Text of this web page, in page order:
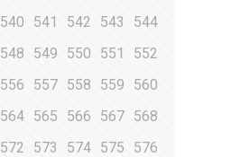
540 541 542 543
544
548 549 550 551
552
556 557 558 559
560
564 565 566 567 568
572 573 574 575
576